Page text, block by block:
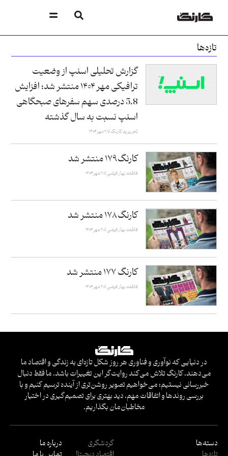
تازه‌ها
گزارش تحلیلی اسنپ از وضعیت
ترافیکی مهر ۱۴۰۴ منتشر شد؛ افزایش
5.8 درصدی سهم سفرهای صبحگاهی
اسنپ نسبت به سال گذشته
تحریریه کارنگ ۲۸ مهر ۱۴۰۴
کارنگ ۱۷۹ منتشر شد
فاطمه بهار فیضی ۲۸ مهر ۱۴۰۴
کارنگ ۱۷۸ منتشر شد
فاطمه بهار فیضی ۲۸ مهر ۱۴۰۴
کارنگ ۱۷۷ منتشر شد
فاطمه بهار فیضی ۲۸ مهر ۱۴۰۴
در دنیایی که نوآوری و فناوری هر روز شکل تازه‌ای به زندگی و اقتصاد ما
می‌دهند، کارنگ تلاش می‌کند روایت‌گر این تغییرات باشد. ما فقط دنبال
خبررسانی نیستیم؛ می‌خواهیم تصویر روشن‌تری از آینده ترسیم کنیم و با
بررسی روندها و اتفاقات مهم، دید بهتری برای تصمیم‌گیری در اختیار
مخاطبان‌مان بگذاریم.
دسته‌ها
گردشگری
درباره ما